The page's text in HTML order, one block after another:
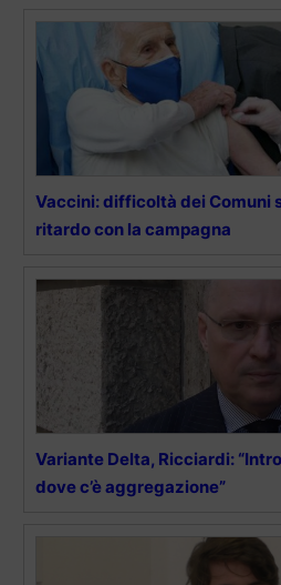
Vaccini: difficoltà dei Comuni
ritardo con la campagna
Variante Delta, Ricciardi:
dove c’è aggregazione”